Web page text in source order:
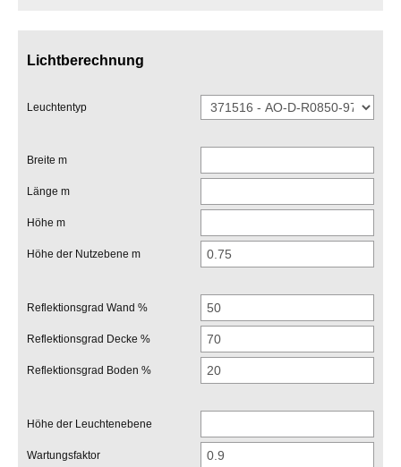
Lichtberechnung
Leuchtentyp
Breite m
Länge m
Höhe m
Höhe der Nutzebene m
Reflektionsgrad Wand %
Reflektionsgrad Decke %
Reflektionsgrad Boden %
Höhe der Leuchtenebene
Wartungsfaktor